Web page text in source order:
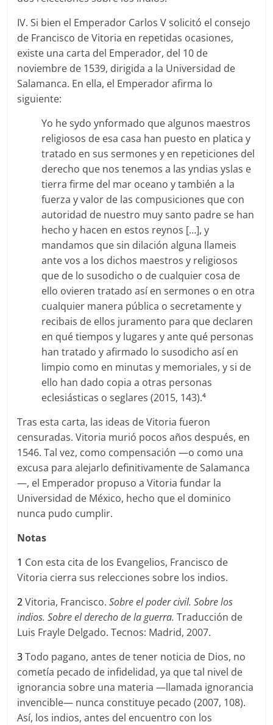
IV. Si bien el Emperador Carlos V solicitó el consejo
de Francisco de Vitoria en repetidas ocasiones,
existe una carta del Emperador, del 10 de
noviembre de 1539, dirigida a la Universidad de
Salamanca. En ella, el Emperador afirma lo
siguiente:
Yo he sydo ynformado que algunos maestros
religiosos de esa casa han puesto en platica y
tratado en sus sermones y en repeticiones del
derecho que nos tenemos a las yndias yslas e
tierra firme del mar oceano y también a la
fuerza y valor de las compusiciones que con
autoridad de nuestro muy santo padre se han
hecho y hacen en estos reynos […], y
mandamos que sin dilación alguna llameis
ante vos a los dichos maestros y religiosos
que de lo susodicho o de cualquier cosa de
ello ovieren tratado así en sermones o en otra
cualquier manera pública o secretamente y
recibais de ellos juramento para que declaren
en qué tiempos y lugares y ante qué personas
han tratado y afirmado lo susodicho así en
limpio como en minutas y memoriales, y si de
ello han dado copia a otras personas
eclesiásticas o seglares (2015, 143).4
Tras esta carta, las ideas de Vitoria fueron
censuradas. Vitoria murió pocos años después, en
1546. Tal vez, como compensación —o como una
excusa para alejarlo definitivamente de Salamanca
—, el Emperador propuso a Vitoria fundar la
Universidad de México, hecho que el dominico
nunca pudo cumplir.
Notas
1 Con esta cita de los Evangelios, Francisco de
Vitoria cierra sus relecciones sobre los indios.
2Vitoria, Francisco.Sobre el poder civil. Sobre los
indios. Sobre el derecho de la guerra.Traducción de
Luis Frayle Delgado. Tecnos: Madrid, 2007.
3Todo pagano, antes de tener noticia de Dios, no
cometía pecado de infidelidad, ya que tal nivel de
ignorancia sobre una materia —llamada ignorancia
invencible— nunca constituye pecado (2007, 108).
Así, los indios, antes del encuentro con los